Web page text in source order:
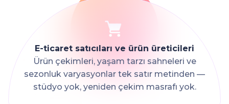
E-ticaret satıcıları ve ürün üreticileri
Ürün çekimleri, yaşam tarzı sahneleri ve
sezonluk varyasyonlar tek satır metinden —
stüdyo yok, yeniden çekim masrafı yok.